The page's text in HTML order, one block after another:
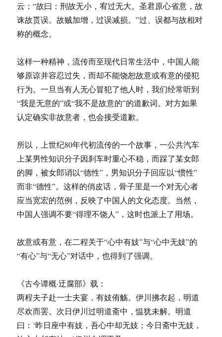
云：“故曰：刑故无小，宥过无大。圣君原心省意，故
诛故贳误。故贼加增，过误减损。”过、误都与故相对
称的概念。
这样一种精神，流传而至现代日常生活中，中国人能
够原谅并容忍过失，而却不能饶恕故意或有意的侵犯
行为。一旦当有人无心冒犯了他人时，我们经常听到
“我是无意的”或“我不是故意的”的道歉词。对方如果
认定确实非故意者，也会接受道歉。
所以，上世纪80年代初流传的一个故事，一公共汽车
上某男性知识分子因刹车时重心不稳，而踩了某女郎
的脚，被女郎诮以“德性”，男知识分子回应以“惯性”
而非“德性”。这样的俏皮话，骨子里是一个对无心者
应当宽宏的范例，反映了中国人的文化态度。当然，
中国人强调不要“得理不饶人”，这时也派上了用场。
故意或有意，在二程关于“心中有妓”与“心中无妓”的
“有心”与“无心”对话中，也得到了强调。
《古今谭概·迂腐部》载：
两程夫子赴一士夫宴，有妓侑觞。伊川拂衣起，明道
尽欢而罢。次日伊川过明道斋中，愠犹未解。明道
曰：‘昨日座中有妓，吾心中却无妓；今日斋中无妓，